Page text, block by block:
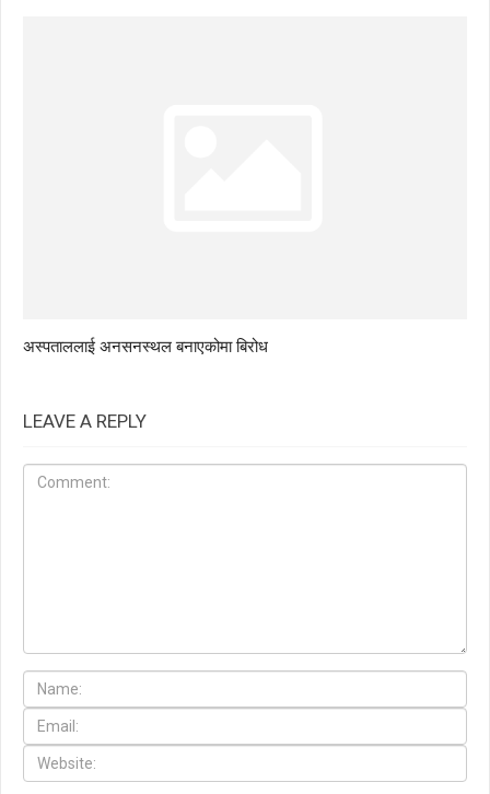
अस्पताललाई अनसनस्थल बनाएकोमा बिरोध
LEAVE A REPLY